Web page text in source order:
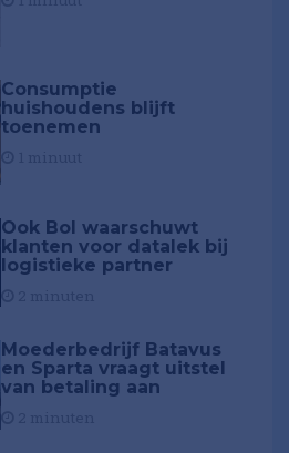
Consumptie
huishoudens blijft
toenemen
Ook Bol waarschuwt
klanten voor datalek bij
logistieke partner
Moederbedrijf Batavus
en Sparta vraagt uitstel
van betaling aan